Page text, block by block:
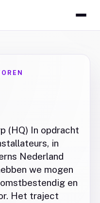
(HQ) In opdracht
in
Nederland
we mogen
en
Het traject